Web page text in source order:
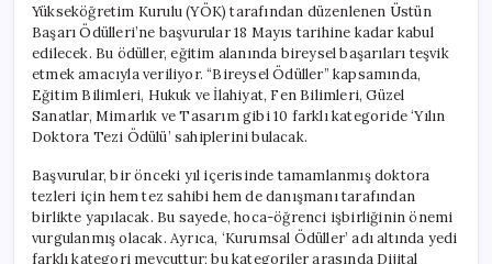
Yaklaşıyor
için
Yükseköğretim Kurulu (YÖK) tarafından düzenlenen Üstün
Başarı Ödülleri’ne başvurular 18 Mayıs tarihine kadar kabul
edilecek. Bu ödüller, eğitim alanında bireysel başarıları teşvik
etmek amacıyla veriliyor. “Bireysel Ödüller” kapsamında,
Eğitim Bilimleri, Hukuk ve İlahiyat, Fen Bilimleri, Güzel
Sanatlar, Mimarlık ve Tasarım gibi 10 farklı kategoride ‘Yılın
Doktora Tezi Ödülü’ sahiplerini bulacak.
Başvurular, bir önceki yıl içerisinde tamamlanmış doktora
tezleri için hem tez sahibi hem de danışmanı tarafından
birlikte yapılacak. Bu sayede, hoca-öğrenci işbirliğinin önemi
vurgulanmış olacak. Ayrıca, ‘Kurumsal Ödüller’ adı altında yedi
farklı kategori mevcuttur; bu kategoriler arasında Dijital